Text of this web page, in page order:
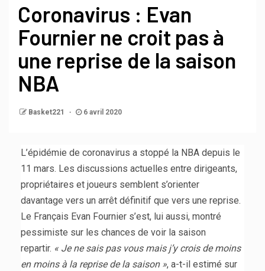
Coronavirus : Evan
Fournier ne croit pas à
une reprise de la saison
NBA
Basket221 6 avril 2020
L’épidémie de coronavirus a stoppé la NBA depuis le
11 mars. Les discussions actuelles entre dirigeants,
propriétaires et joueurs semblent s’orienter
davantage vers un arrêt définitif que vers une reprise.
Le Français Evan Fournier s’est, lui aussi, montré
pessimiste sur les chances de voir la saison
repartir. « Je ne sais pas vous mais j’y crois de moins
en moins à la reprise de la saison », a-t-il estimé sur